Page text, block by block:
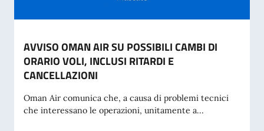
AVVISO OMAN AIR SU POSSIBILI CAMBI DI
ORARIO VOLI, INCLUSI RITARDI E
CANCELLAZIONI
Oman Air comunica che, a causa di problemi tecnici
che interessano le operazioni, unitamente a...